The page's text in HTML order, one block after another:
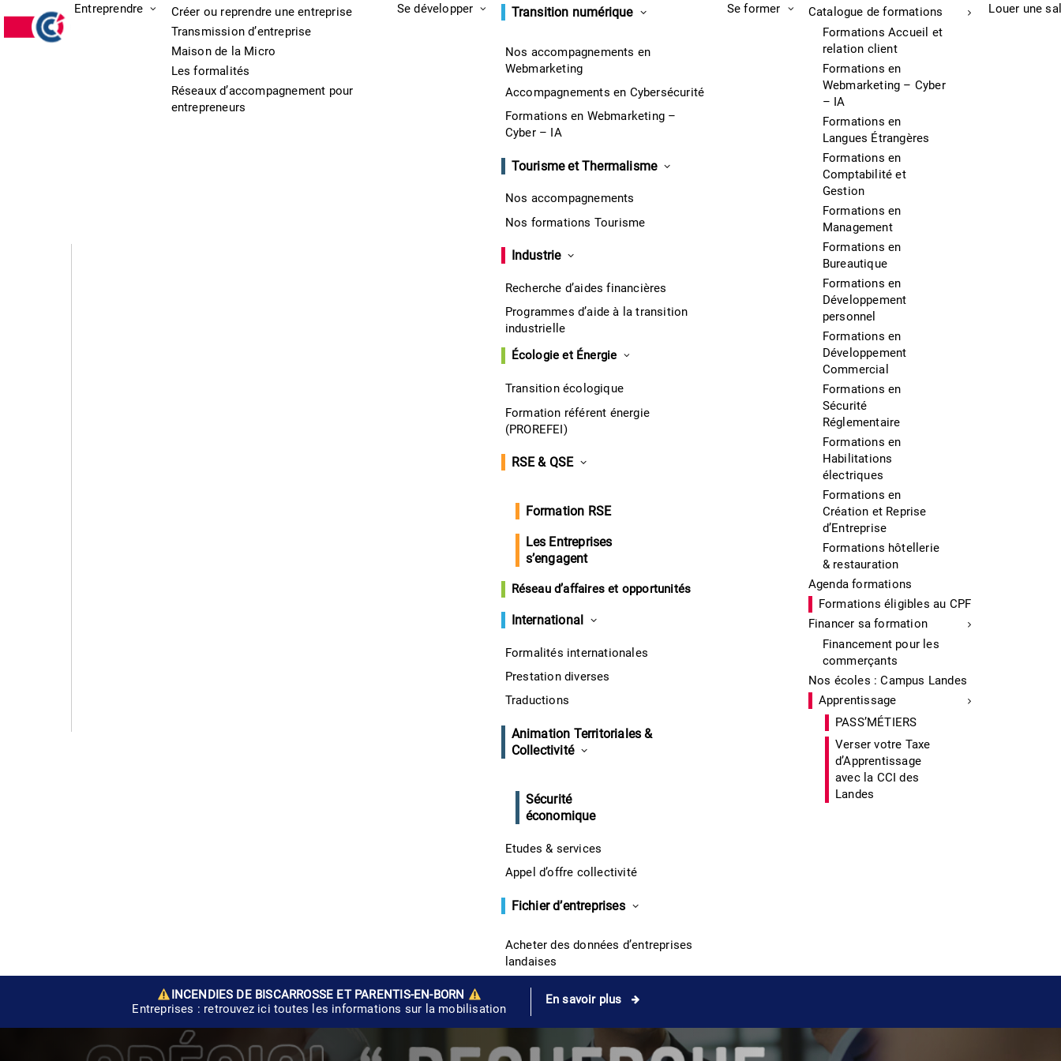
Entreprendre
Créer ou reprendre une entreprise
Transmission d’entreprise
Maison de la Micro
Les formalités
Réseaux d’accompagnement pour
entrepreneurs
Se développer Transition numérique
Nos accompagnements en
Webmarketing
Accompagnements en Cybersécurité
Formations en Webmarketing –
Cyber – IA
Tourisme et Thermalisme
Nos accompagnements
Nos formations Tourisme
Industrie
Recherche d’aides financières
Programmes d’aide à la transition
industrielle
Écologie et Énergie
Transition écologique
Formation référent énergie
(PROREFEI)
RSE & QSE
Formation RSE
Les Entreprises
s’engagent
Réseau d’affaires et opportunités
International
Formalités internationales
Prestation diverses
Traductions
Animation Territoriales &
Collectivité
Sécurité
économique
Etudes & services
Appel d’offre collectivité
Fichier d’entreprises
Acheter des données d’entreprises
landaises
Se former
Catalogue de formations
Formations Accueil et
relation client
Formations en
Webmarketing – Cyber
– IA
Formations en
Langues Étrangères
Formations en
Comptabilité et
Gestion
Formations en
Management
Formations en
Bureautique
Formations en
Développement
personnel
Formations en
Développement
Commercial
Formations en
Sécurité
Réglementaire
Formations en
Habilitations
électriques
Formations en
Création et Reprise
d’Entreprise
Formations hôtellerie
& restauration
Agenda formations
Formations éligibles au CPF
Financer sa formation
Financement pour les
commerçants
Nos écoles : Campus Landes
Apprentissage
PASS’MÉTIERS
Verser votre Taxe
d’Apprentissage
avec la CCI des
Landes
Louer une
INCENDIES DE BISCARROSSE ET PARENTIS-EN-BORN
Entreprises : retrouvez ici toutes les informations sur la mobilisation
En savoir plus